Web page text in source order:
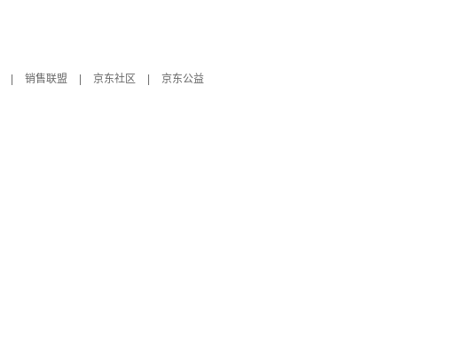
销售联盟 京东社区
京东公益